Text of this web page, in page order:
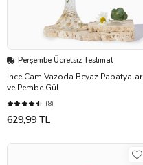
Perşembe Ücretsiz Teslimat
İnce Cam Vazoda Beyaz Papatyalar
ve Pembe Gül
(8)
629,99 TL